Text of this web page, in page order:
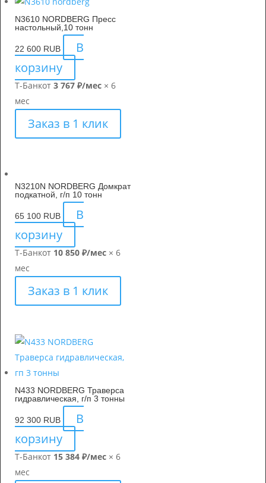
N3610 NORDBERG Пресс
настольный,10 тонн
22 600 RUB
В
корзину
Т-Банкот 3 767 ₽/мес × 6
мес
Заказ в 1 клик
N3210N NORDBERG Домкрат
подкатной, г/п 10 тонн
65 100 RUB
В
корзину
Т-Банкот 10 850 ₽/мес × 6
мес
Заказ в 1 клик
N433 NORDBERG Траверса
гидравлическая, г/п 3 тонны
92 300 RUB
В
корзину
Т-Банкот 15 384 ₽/мес × 6
мес